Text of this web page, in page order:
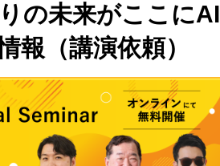
の未来がここにAI
報（講演依頼）